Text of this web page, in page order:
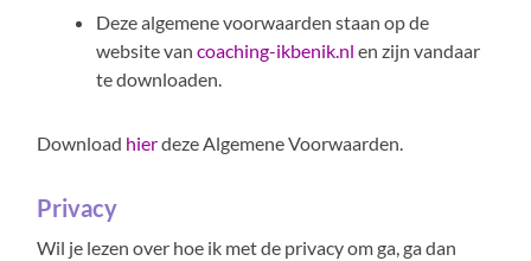
Deze algemene voorwaarden staan op de
website van coaching-ikbenik.nl en zijn vandaar
te downloaden.
Download hierdeze Algemene Voorwaarden.
Privacy
Wil je lezen over hoe ik met de privacy om ga, ga dan